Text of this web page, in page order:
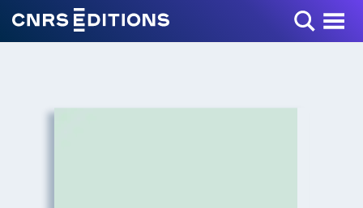
Toggle Menu